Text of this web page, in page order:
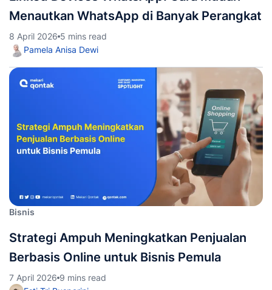
Menautkan WhatsApp di Banyak Perangkat
8 April 2026 5 mins read
Pamela Anisa Dewi
Bisnis
Strategi Ampuh Meningkatkan Penjualan
Berbasis Online untuk Bisnis Pemula
7 April 2026 9 mins read